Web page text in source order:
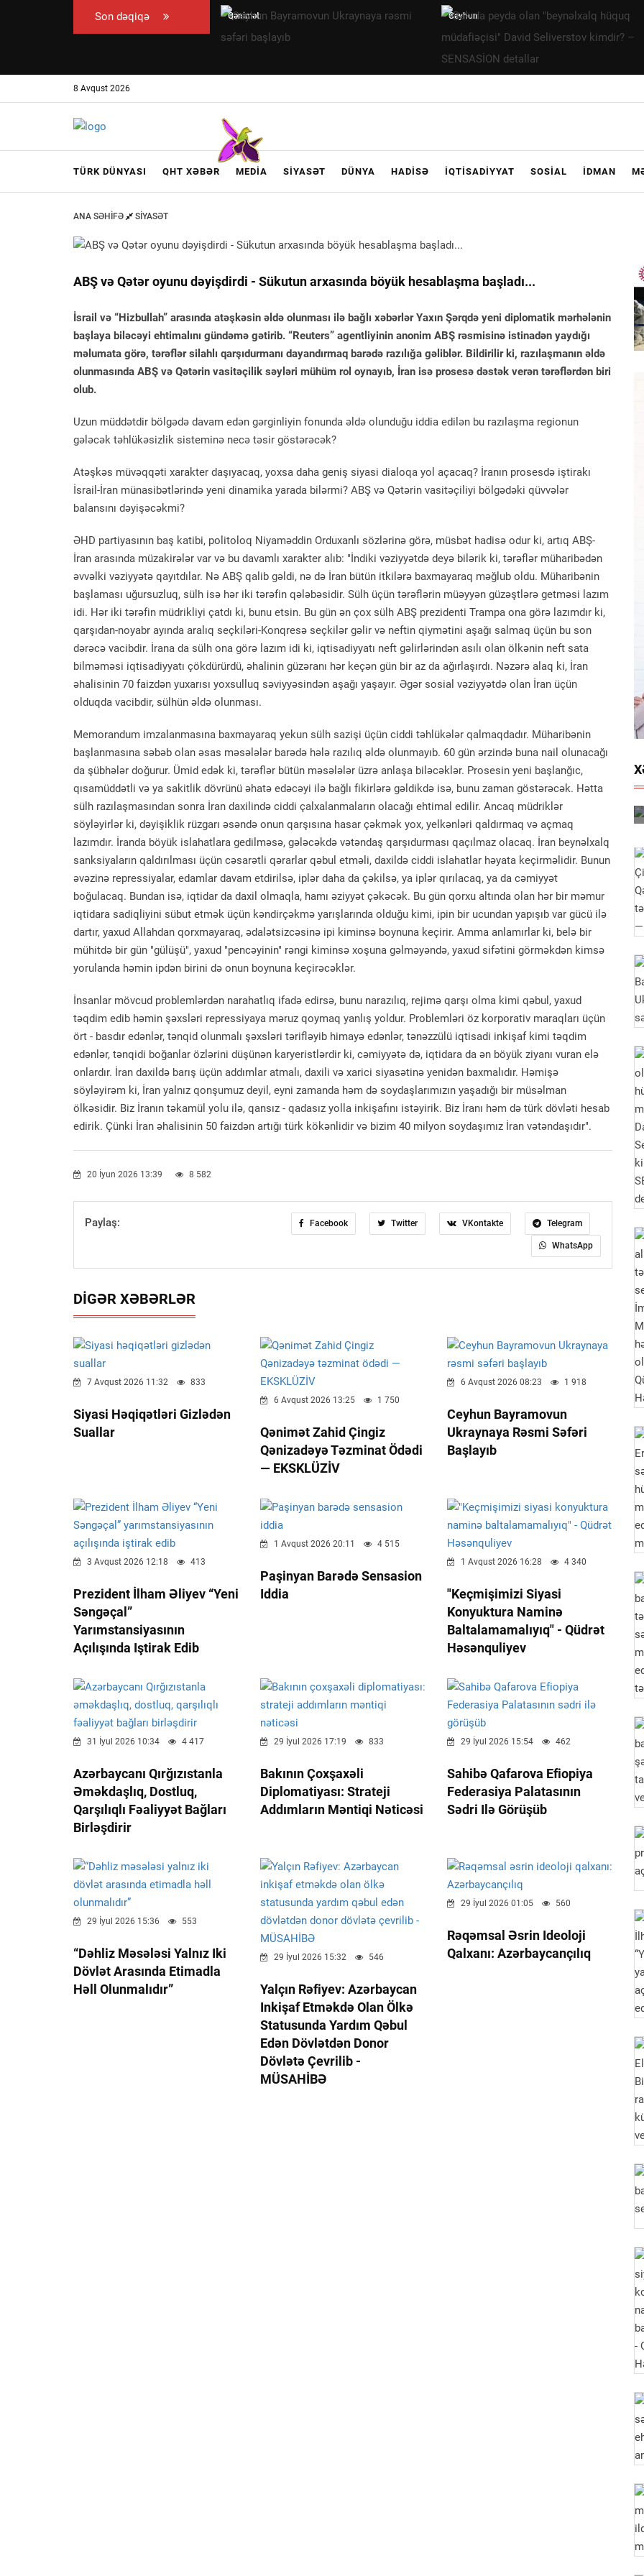
Son dəqiqə
təzminat
Ceyhun
Bayramovun
başlayıb
Bakıda
peyda olan
"beynəlxalq
müdafiəçisi"
kimdir? –
8 Avqust 2026
TÜRK DÜNYASI QHT XƏBƏR MEDIA SIYASƏT DÜNYA HADISƏ İQTISADIYYAT SOSIAL İDMAN
ANA SƏHIFƏ SIYASƏT
ABŞ və Qətər oyunu dəyişdirdi - Sükutun arxasında böyük hesablaşma başladı...
İsrail və “Hizbullah” arasında atəşkəsin əldə olunması ilə bağlı xəbərlər Yaxın Şərqdə yeni diplomatik mərhələnin
başlaya biləcəyi ehtimalını gündəmə gətirib. “Reuters” agentliyinin anonim ABŞ rəsmisinə istinadən yaydığı
məlumata görə, tərəflər silahlı qarşıdurmanı dayandırmaq barədə razılığa gəliblər. Bildirilir ki, razılaşmanın əldə
olunmasında ABŞ və Qətərin vasitəçilik səyləri mühüm rol oynayıb, İran isə prosesə dəstək verən tərəflərdən biri
olub.
Uzun müddətdir bölgədə davam edən gərginliyin fonunda əldə olunduğu iddia edilən bu razılaşma regionun
gələcək təhlükəsizlik sisteminə necə təsir göstərəcək?
Atəşkəs müvəqqəti xarakter daşıyacaq, yoxsa daha geniş siyasi dialoqa yol açacaq? İranın prosesdə iştirakı
İsrail-İran münasibətlərində yeni dinamika yarada bilərmi? ABŞ və Qətərin vasitəçiliyi bölgədəki qüvvələr
balansını dəyişəcəkmi?
ƏHD partiyasının baş katibi, politoloq Niyaməddin Orduxanlı sözlərinə görə, müsbət hadisə odur ki, artıq ABŞ-
İran arasında müzakirələr var və bu davamlı xarakter alıb: "İndiki vəziyyətdə deyə bilərik ki, tərəflər müharibədən
əvvəlki vəziyyətə qayıtdılar. Nə ABŞ qalib gəldi, nə də İran bütün itkilərə baxmayaraq məğlub oldu. Müharibənin
başlaması uğursuzluq, sülh isə hər iki tərəfin qələbəsidir. Sülh üçün tərəflərin müəyyən güzəştlərə getməsi lazım
idi. Hər iki tərəfin müdrikliyi çatdı ki, bunu etsin. Bu gün ən çox sülh ABŞ prezidenti Trampa ona görə lazımdır ki,
qarşıdan-noyabr ayında aralıq seçkiləri-Konqresə seçkilər gəlir və neftin qiymətini aşağı salmaq üçün bu son
dərəcə vacibdir. İrana da sülh ona görə lazım idi ki, iqtisadiyyatı neft gəlirlərindən asılı olan ölkənin neft sata
bilməməsi iqtisadiyyatı çökdürürdü, əhalinin güzəranı hər keçən gün bir az da ağırlaşırdı. Nəzərə alaq ki, İran
əhalisinin 70 faizdən yuxarısı yoxsulluq səviyyəsindən aşağı yaşayır. Əgər sosial vəziyyətdə olan İran üçün
olduqda vacibdir, sülhün əldə olunması.
Memorandum imzalanmasına baxmayaraq yekun sülh sazişi üçün ciddi təhlükələr qalmaqdadır. Müharibənin
başlanmasına səbəb olan əsas məsələlər barədə hələ razılıq əldə olunmayıb. 60 gün ərzində buna nail olunacağı
da şübhələr doğurur. Ümid edək ki, tərəflər bütün məsələlər üzrə anlaşa biləcəklər. Prosesin yeni başlanğıc,
qısamüddətli və ya sakitlik dövrünü əhatə edəcəyi ilə bağlı fikirlərə gəldikdə isə, bunu zaman göstərəcək. Hətta
sülh razılaşmasından sonra İran daxilində ciddi çalxalanmaların olacağı ehtimal edilir. Ancaq müdriklər
söyləyirlər ki, dəyişiklik rüzgarı əsəndə onun qarşısına hasar çəkmək yox, yelkənləri qaldırmaq və açmaq
lazımdır. İranda böyük islahatlara gedilməsə, gələcəkdə vətəndaş qarşıdurması qaçılmaz olacaq. İran beynəlxalq
sanksiyaların qaldırılması üçün cəsarətli qərarlar qəbul etməli, daxildə ciddi islahatlar həyata keçirməlidir. Bunun
əvəzinə repressiyalar, edamlar davam etdirilsə, iplər daha da çəkilsə, ya iplər qırılacaq, ya da cəmiyyət
boğulacaq. Bundan isə, iqtidar da daxil olmaqla, hamı əziyyət çəkəcək. Bu gün qorxu altında olan hər bir məmur
iqtidara sadiqliyini sübut etmək üçün kəndirçəkmə yarışlarında olduğu kimi, ipin bir ucundan yapışıb var gücü ilə
dartır, yaxud Allahdan qorxmayaraq, ədalətsizcəsinə ipi kiminsə boynuna keçirir. Amma anlamırlar ki, belə bir
mühitdə bir gün "gülüşü", yaxud "pencəyinin" rəngi kiminsə xoşuna gəlməyəndə, yaxud sifətini görməkdən kimsə
yorulanda həmin ipdən birini də onun boynuna keçirəcəklər.
İnsanlar mövcud problemlərdən narahatlıq ifadə edirsə, bunu narazılıq, rejimə qarşı olma kimi qəbul, yaxud
təqdim edib həmin şəxsləri repressiyaya məruz qoymaq yanlış yoldur. Problemləri öz korporativ maraqları üçün
ört - basdır edənlər, tənqid olunmalı şəxsləri tərifləyib himayə edənlər, tənəzzülü iqtisadi inkişaf kimi təqdim
edənlər, tənqidi boğanlar özlərini düşünən karyeristlərdir ki, cəmiyyətə də, iqtidara da ən böyük ziyanı vuran elə
onlardır. İran daxildə barış üçün addımlar atmalı, daxili və xarici siyasətinə yenidən baxmalıdır. Həmişə
söyləyirəm ki, İran yalnız qonşumuz deyil, eyni zamanda həm də soydaşlarımızın yaşadığı bir müsəlman
ölkəsidir. Biz İranın təkamül yolu ilə, qansız - qadasız yolla inkişafını istəyirik. Biz İranı həm də türk dövləti hesab
edirik. Çünki İran əhalisinin 50 faizdən artığı türk kökənlidir və bizim 40 milyon soydaşımız İran vətəndaşıdır".
20 İyun 2026 13:39 8 582
Paylaş: Facebook Twitter VKontakte Telegram
WhatsApp
DIGƏR XƏBƏRLƏR
7 Avqust 2026 11:32 833
Siyasi Həqiqətləri Gizlədən
Suallar
6 Avqust 2026 13:25 1 750
Qənimət Zahid Çingiz
Qənizadəyə Təzminat Ödədi
— EKSKLÜZİV
6 Avqust 2026 08:23 1 918
Ceyhun Bayramovun
Ukraynaya Rəsmi Səfəri
Başlayıb
3 Avqust 2026 12:18 413
Prezident İlham Əliyev “Yeni
Səngəçal”
Yarımstansiyasının
Açılışında Iştirak Edib
1 Avqust 2026 20:11 4 515
Paşinyan Barədə Sensasion
Iddia
1 Avqust 2026 16:28 4 340
"Keçmişimizi Siyasi
Konyuktura Naminə
Baltalamamalıyıq" - Qüdrət
Həsənquliyev
31 İyul 2026 10:34 4 417
Azərbaycanı Qırğızıstanla
Əməkdaşlıq, Dostluq,
Qarşılıqlı Fəaliyyət Bağları
Birləşdirir
29 İyul 2026 17:19 833
Bakının Çoxşaxəli
Diplomatiyası: Strateji
Addımların Məntiqi Nəticəsi
29 İyul 2026 15:54 462
Sahibə Qafarova Efiopiya
Federasiya Palatasının
Sədri Ilə Görüşüb
29 İyul 2026 15:36 553
“Dəhliz Məsələsi Yalnız Iki
Dövlət Arasında Etimadla
Həll Olunmalıdır”
29 İyul 2026 15:32 546
Yalçın Rəfiyev: Azərbaycan
Inkişaf Etməkdə Olan Ölkə
Statusunda Yardım Qəbul
Edən Dövlətdən Donor
Dövlətə Çevrilib -
MÜSAHİBƏ
29 İyul 2026 01:05 560
Rəqəmsal Əsrin Ideoloji
Qalxanı: Azərbaycançılıq